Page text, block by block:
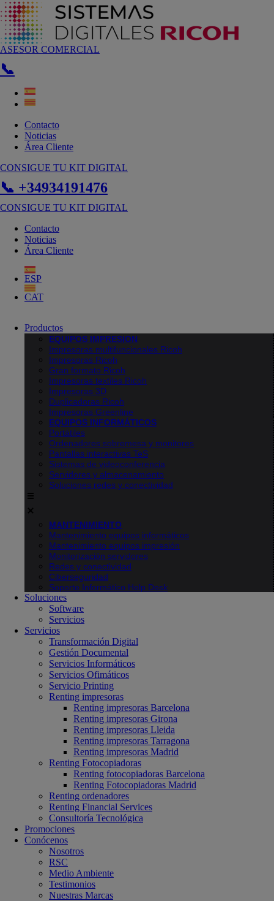
Ir
al
contenido
ASESOR COMERCIAL
📞
Contacto
Noticias
Área Cliente
CONSIGUE TU KIT DIGITAL
📞 +34934191476
CONSIGUE TU KIT DIGITAL
Contacto
Noticias
Área Cliente
ESP
CAT
Productos
EQUIPOS IMPRESION
Impresoras multifuncionales Ricoh
Impresoras Ricoh
Gran formato Ricoh
Impresoras textiles Ricoh
Impresoras 3D
Duplicadoras Ricoh
Impresoras Greenline
EQUIPOS INFORMÁTICOS
Portátiles
Ordenadores sobremesa y monitores
Pantallas interactivas TeS
Sistemas de videoconferencia
Servidores y almacenamiento
Soluciones redes y conectividad
MANTENIMIENTO
Mantenimiento equipos informáticos
Mantenimiento equipos impresión
Monitorización servidores
Redes y conectividad
Ciberseguridad
Soporte Informático Help Desk
Soluciones
Software
Servicios
Servicios
Transformación Digital
Gestión Documental
Servicios Informáticos
Servicios Ofimáticos
Servicio Printing
Renting impresoras
Renting impresoras Barcelona
Renting impresoras Girona
Renting impresoras Lleida
Renting impresoras Tarragona
Renting impresoras Madrid
Renting Fotocopiadoras
Renting fotocopiadoras Barcelona
Renting Fotocopiadoras Madrid
Renting ordenadores
Renting Financial Services
Consultoría Tecnológica
Promociones
Conócenos
Nosotros
RSC
Medio Ambiente
Testimonios
Nuestras Marcas